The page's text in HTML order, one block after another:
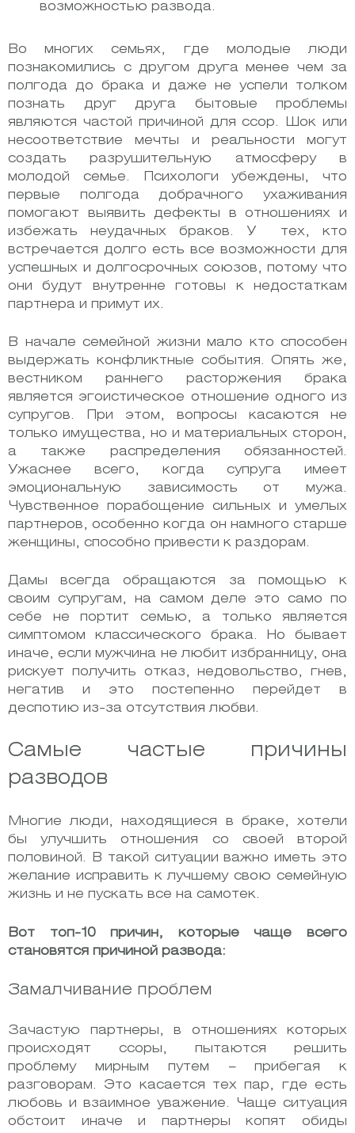
возможностью развода.
Во многих семьях, где молодые люди
познакомились с другом друга менее чем за
полгода до брака и даже не успели толком
познать друг друга бытовые проблемы
являются частой причиной для ссор. Шок или
несоответствие мечты и реальности могут
создать разрушительную атмосферу в
молодой семье. Психологи убеждены, что
первые полгода добрачного ухаживания
помогают выявить дефекты в отношениях и
избежать неудачных браков. У тех, кто
встречается долго есть все возможности для
успешных и долгосрочных союзов, потому что
они будут внутренне готовы к недостаткам
партнера и примут их.
В начале семейной жизни мало кто способен
выдержать конфликтные события. Опять же,
вестником раннего расторжения брака
является эгоистическое отношение одного из
супругов. При этом, вопросы касаются не
только имущества, но и материальных сторон,
а также распределения обязанностей.
Ужаснее всего, когда супруга имеет
эмоциональную зависимость от мужа.
Чувственное порабощение сильных и умелых
партнеров, особенно когда он намного старше
женщины, способно привести к раздорам.
Дамы всегда обращаются за помощью к
своим супругам, на самом деле это само по
себе не портит семью, а только является
симптомом классического брака. Но бывает
иначе, если мужчина не любит избранницу, она
рискует получить отказ, недовольство, гнев,
негатив и это постепенно перейдет в
деспотию из-за отсутствия любви.
Самые частые причины
разводов
Многие люди, находящиеся в браке, хотели
бы улучшить отношения со своей второй
половиной. В такой ситуации важно иметь это
желание исправить к лучшему свою семейную
жизнь и не пускать все на самотек.
Вот топ-10 причин, которые чаще всего
становятся причиной развода:
Замалчивание проблем
Зачастую партнеры, в отношениях которых
происходят ссоры, пытаются решить
проблему мирным путем – прибегая к
разговорам. Это касается тех пар, где есть
любовь и взаимное уважение. Чаще ситуация
обстоит иначе и партнеры копят обиды